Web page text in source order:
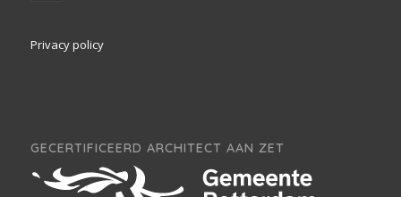
Privacy policy
GECERTIFICEERD ARCHITECT AAN ZET